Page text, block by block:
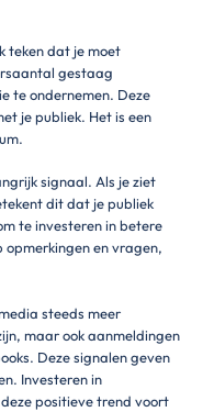
teken dat je moet
gestaag
te ondernemen. Deze
je publiek. Het is een
signaal. Als je ziet
dit dat je publiek
te investeren in betere
en vragen,
steeds meer
maar ook aanmeldingen
Deze signalen geven
Investeren in
positieve trend voort